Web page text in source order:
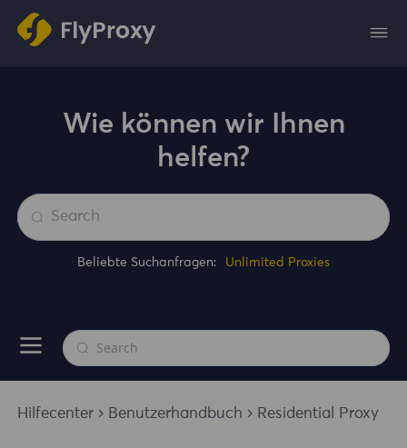
Wie können wir Ihnen
helfen?
Beliebte Suchanfragen: Unlimited Proxies
Hilfecenter Benutzerhandbuch Residential Proxy